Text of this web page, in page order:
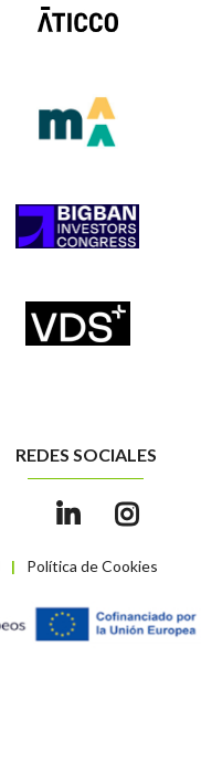
| Política de Cookies
REDES SOCIALES